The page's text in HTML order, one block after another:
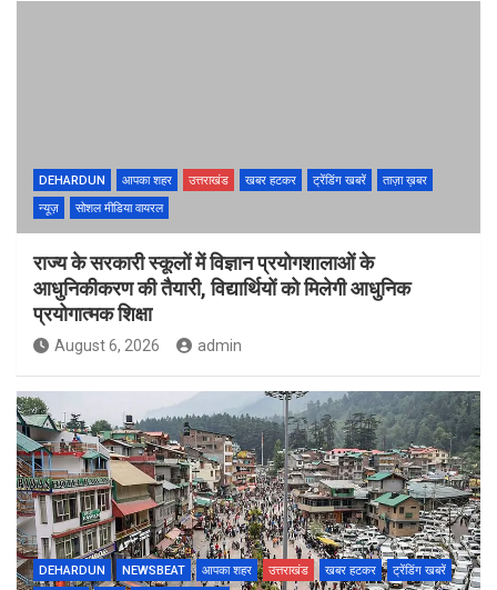
DEHARDUN आपका शहर उत्तराखंड खबर हटकर ट्रेंडिंग खबरें
ताज़ा ख़बर
न्यूज़
सोशल मीडिया वायरल
राज्य के सरकारी स्कूलों में विज्ञान प्रयोगशालाओं के
आधुनिकीकरण की तैयारी, विद्यार्थियों को मिलेगी आधुनिक
प्रयोगात्मक शिक्षा
August 6, 2026 admin
DEHARDUN NEWSBEAT आपका शहर उत्तराखंड खबर हटकर
ट्रेंडिंग खबरें